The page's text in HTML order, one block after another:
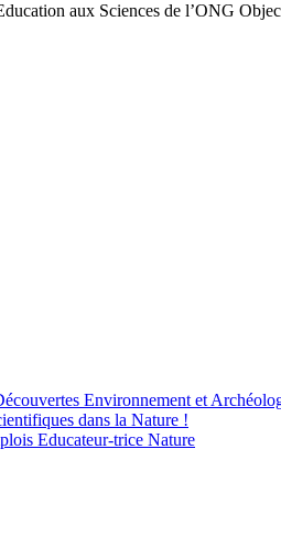
aux Sciences de l’ONG
Environnement et
dans la Nature !
Educateur-trice Nature